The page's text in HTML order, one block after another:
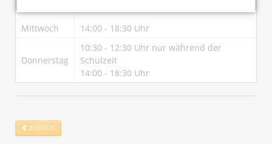
Mittwoch
14:00 - 18:30 Uhr
Donnerstag
10:30 - 12:30 Uhr nur während der
Schulzeit
14:00 - 18:30 Uhr
ZURÜCK